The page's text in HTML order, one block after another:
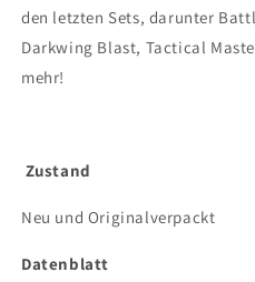
den letzten Sets, darunter
Darkwing Blast, Tactical
mehr!
Zustand
Neu und Originalverpackt
Datenblatt